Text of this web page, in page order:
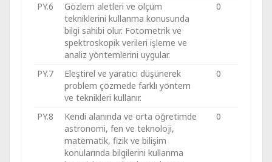
PY.6
Gözlem aletleri ve ölçüm
tekniklerini kullanma konusunda
bilgi sahibi olur. Fotometrik ve
spektroskopik verileri işleme ve
analiz yöntemlerini uygular.
0
PY.7
Eleştirel ve yaratıcı düşünerek
problem çözmede farklı yöntem
ve teknikleri kullanır.
0
PY.8
Kendi alanında ve orta öğretimde
astronomi, fen ve teknoloji,
matematik, fizik ve bilişim
konularında bilgilerini kullanma
0